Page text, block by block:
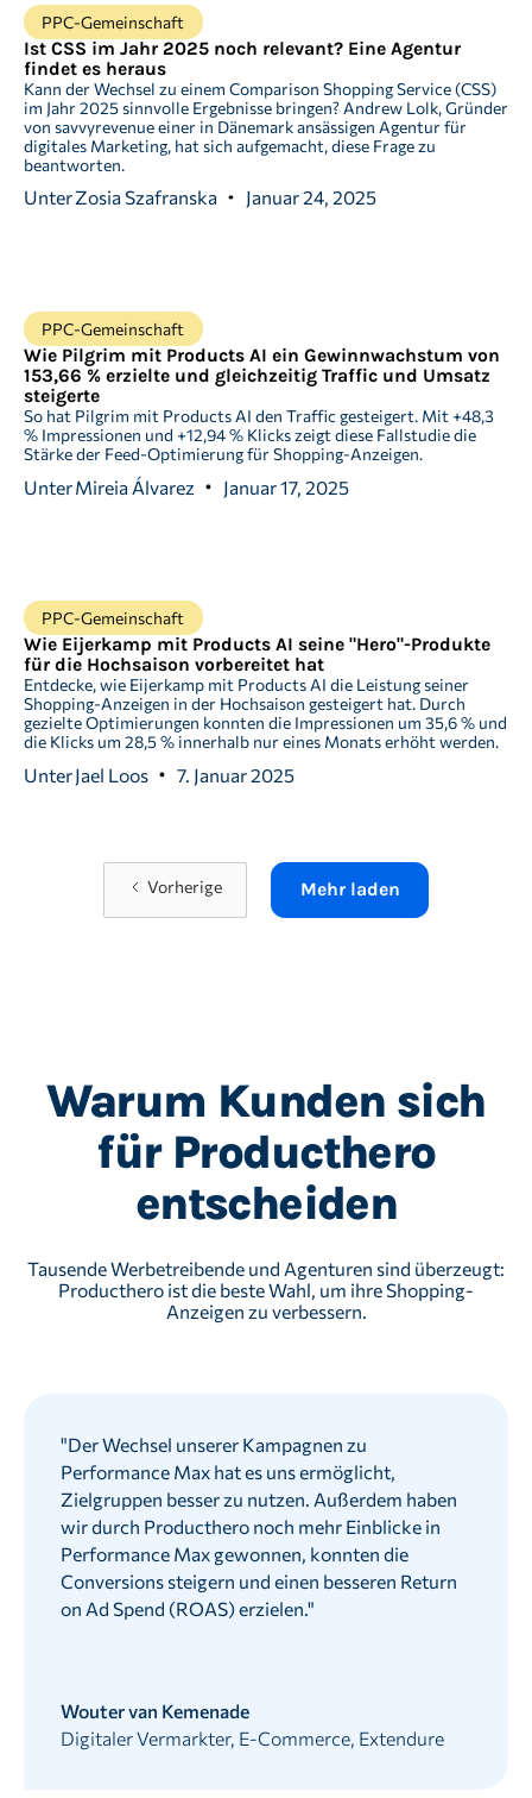
PPC-Gemeinschaft
Ist CSS im Jahr 2025 noch relevant? Eine Agentur
findet es heraus
Kann der Wechsel zu einem Comparison Shopping Service (CSS)
im Jahr 2025 sinnvolle Ergebnisse bringen? Andrew Lolk, Gründer
von savvyrevenue einer in Dänemark ansässigen Agentur für
digitales Marketing, hat sich aufgemacht, diese Frage zu
beantworten.
UnterZosia Szafranska Januar 24, 2025
PPC-Gemeinschaft
Wie Pilgrim mit Products AI ein Gewinnwachstum von
153,66 % erzielte und gleichzeitig Traffic und Umsatz
steigerte
So hat Pilgrim mit Products AI den Traffic gesteigert. Mit +48,3
% Impressionen und +12,94 % Klicks zeigt diese Fallstudie die
Stärke der Feed-Optimierung für Shopping-Anzeigen.
UnterMireia Álvarez Januar 17, 2025
PPC-Gemeinschaft
Wie Eijerkamp mit Products AI seine "Hero"-Produkte
für die Hochsaison vorbereitet hat
Entdecke, wie Eijerkamp mit Products AI die Leistung seiner
Shopping-Anzeigen in der Hochsaison gesteigert hat. Durch
gezielte Optimierungen konnten die Impressionen um 35,6 % und
die Klicks um 28,5 % innerhalb nur eines Monats erhöht werden.
UnterJael Loos 7. Januar 2025
Vorherige Mehr laden
Warum Kunden sich
für Producthero
entscheiden
Tausende Werbetreibende und Agenturen sind überzeugt:
Producthero ist die beste Wahl, um ihre Shopping-
Anzeigen zu verbessern.
"Der Wechsel unserer Kampagnen zu
Performance Max hat es uns ermöglicht,
Zielgruppen besser zu nutzen. Außerdem haben
wir durch Producthero noch mehr Einblicke in
Performance Max gewonnen, konnten die
Conversions steigern und einen besseren Return
on Ad Spend (ROAS) erzielen."
Wouter van Kemenade
Digitaler Vermarkter, E-Commerce, Extendure